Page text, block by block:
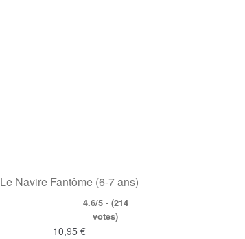
Le Navire Fantôme (6-7 ans)
4.6/5 - (214
votes)
10,95€